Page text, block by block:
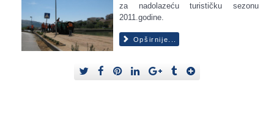
za nadolazeću turističku sezonu
2011.godine.
Opširnije...